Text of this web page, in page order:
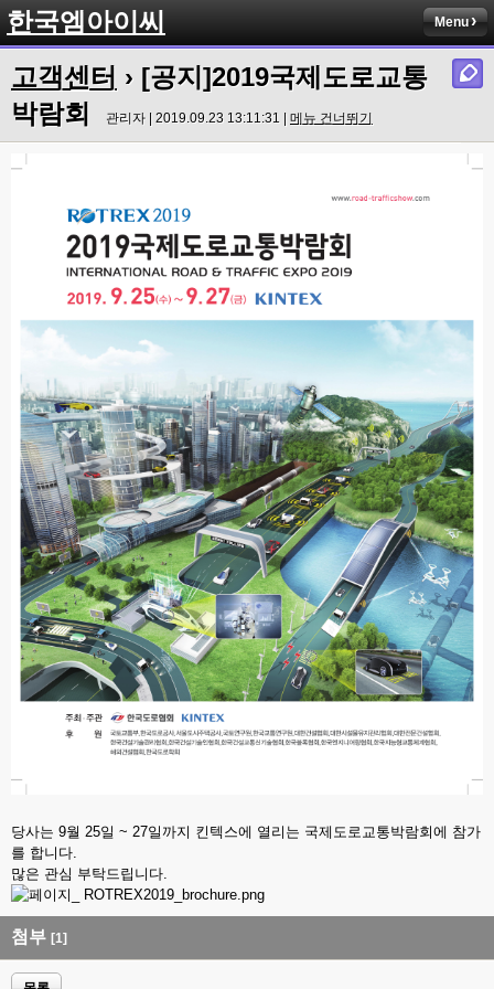
한국엠아이씨 Menu
고객센터 › [공지]2019국제도로교통
박람회
관리자 | 2019.09.23 13:11:31 | 메뉴 건너뛰기
당사는 9월 25일 ~ 27일까지 킨텍스에 열리는 국제도로교통박람회에 참가
를 합니다.
많은 관심 부탁드립니다.
첨부 [1]